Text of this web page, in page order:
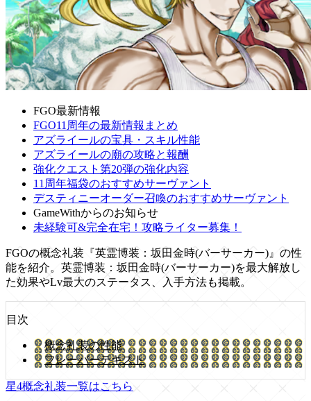
FGO最新情報
FGO11周年の最新情報まとめ
アズライールの宝具・スキル性能
アズライールの廟の攻略と報酬
強化クエスト第20弾の強化内容
11周年福袋のおすすめサーヴァント
デスティニーオーダー召喚のおすすめサーヴァント
GameWithからのお知らせ
未経験可&完全在宅！攻略ライター募集！
FGOの概念礼装『英霊博装：坂田金時(バーサーカー)』の性
能を紹介。英霊博装：坂田金時(バーサーカー)を最大解放し
た効果やLv最大のステータス、入手方法も掲載。
目次
概念礼装の性能
フレーバーテキスト
星4概念礼装一覧はこちら